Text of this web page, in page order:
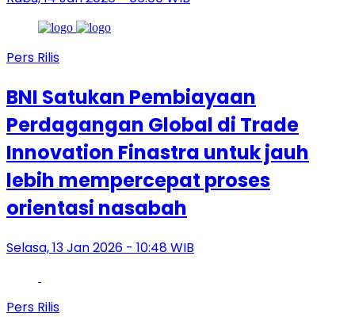
Pers Rilis
BNI Satukan Pembiayaan
Perdagangan Global di Trade
Innovation Finastra untuk jauh
lebih mempercepat proses
orientasi nasabah
Selasa, 13 Jan 2026 - 10:48 WIB
Pers Rilis